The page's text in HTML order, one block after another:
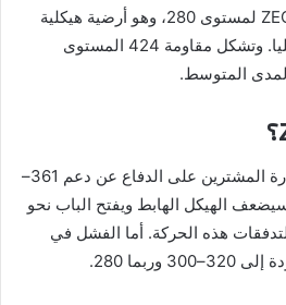
كسر هذا النطاق قد يعرض ZEC لمستوى 280، وهو أرضية هيكلية
مهمة على الأطر الزمنية العليا. وتشكل مقاومة 424 المستوى
المتوسط.
يعتمد الاتجاه القادم على قدرة المشترين على الدفاع عن دعم 361–
اختراق 406 ثم 424 سيضعف الهيكل الهابط ويفتح الباب نحو
دعمت التدفقات هذه الحركة. أما الفشل في